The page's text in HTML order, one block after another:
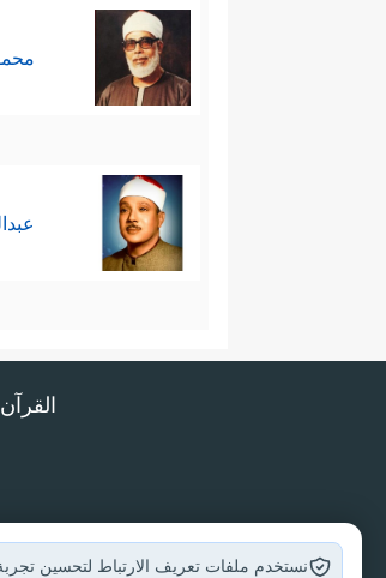
نستخدم ملفات تعريف الارتباط لتحسين